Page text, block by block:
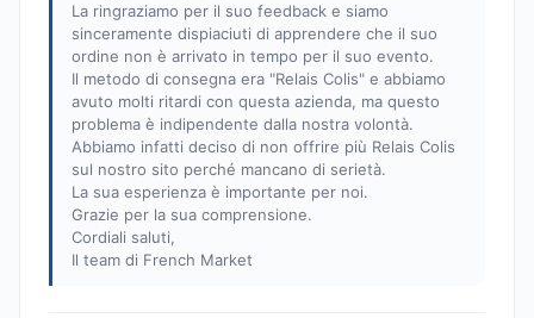
La ringraziamo per il suo feedback e siamo
sinceramente dispiaciuti di apprendere che il suo
ordine non è arrivato in tempo per il suo evento.
Il metodo di consegna era "Relais Colis" e abbiamo
avuto molti ritardi con questa azienda, ma questo
problema è indipendente dalla nostra volontà.
Abbiamo infatti deciso di non offrire più Relais Colis
sul nostro sito perché mancano di serietà.
La sua esperienza è importante per noi.
Grazie per la sua comprensione.
Cordiali saluti,
Il team di French Market